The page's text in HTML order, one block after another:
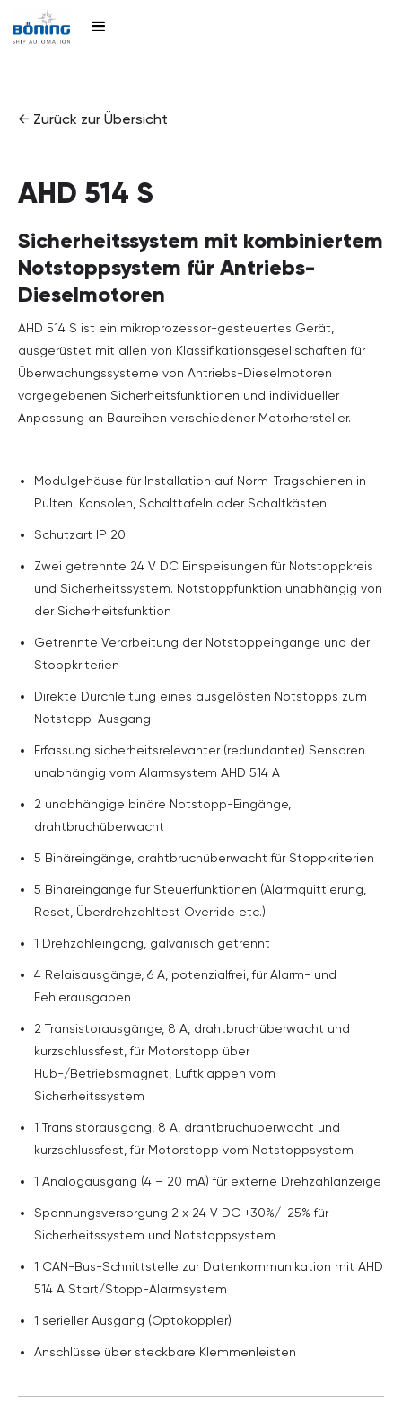
← Zurück zur Übersicht
AHD 514 S
Sicherheitssystem mit kombiniertem
Notstoppsystem für Antriebs-
Dieselmotoren
AHD 514 S ist ein mikroprozessor-gesteuertes Gerät,
ausgerüstet mit allen von Klassifikationsgesellschaften für
Überwachungssysteme von Antriebs-Dieselmotoren
vorgegebenen Sicherheitsfunktionen und individueller
Anpassung an Baureihen verschiedener Motorhersteller.
Modulgehäuse für Installation auf Norm-Tragschienen in
Pulten, Konsolen, Schalttafeln oder Schaltkästen
Schutzart IP 20
Zwei getrennte 24 V DC Einspeisungen für Notstoppkreis
und Sicherheitssystem. Notstoppfunktion unabhängig von
der Sicherheitsfunktion
Getrennte Verarbeitung der Notstoppeingänge und der
Stoppkriterien
Direkte Durchleitung eines ausgelösten Notstopps zum
Notstopp-Ausgang
Erfassung sicherheitsrelevanter (redundanter) Sensoren
unabhängig vom Alarmsystem AHD 514 A
2 unabhängige binäre Notstopp-Eingänge,
drahtbruchüberwacht
5 Binäreingänge, drahtbruchüberwacht für Stoppkriterien
5 Binäreingänge für Steuerfunktionen (Alarmquittierung,
Reset, Überdrehzahltest Override etc.)
1 Drehzahleingang, galvanisch getrennt
4 Relaisausgänge, 6 A, potenzialfrei, für Alarm- und
Fehlerausgaben
2 Transistorausgänge, 8 A, drahtbruchüberwacht und
kurzschlussfest, für Motorstopp über
Hub-/Betriebsmagnet, Luftklappen vom
Sicherheitssystem
1 Transistorausgang, 8 A, drahtbruchüberwacht und
kurzschlussfest, für Motorstopp vom Notstoppsystem
1 Analogausgang (4 – 20 mA) für externe Drehzahlanzeige
Spannungsversorgung 2 x 24 V DC +30%/-25% für
Sicherheitssystem und Notstoppsystem
1 CAN-Bus-Schnittstelle zur Datenkommunikation mit AHD
514 A Start/Stopp-Alarmsystem
1 serieller Ausgang (Optokoppler)
Anschlüsse über steckbare Klemmenleisten